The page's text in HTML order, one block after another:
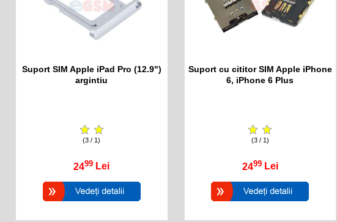
Suport SIM Apple iPad Pro (12.9")
argintiu
(3 / 1)
2499 Lei
Suport cu cititor SIM Apple iPhone
6, iPhone 6 Plus
(3 / 1)
2499 Lei